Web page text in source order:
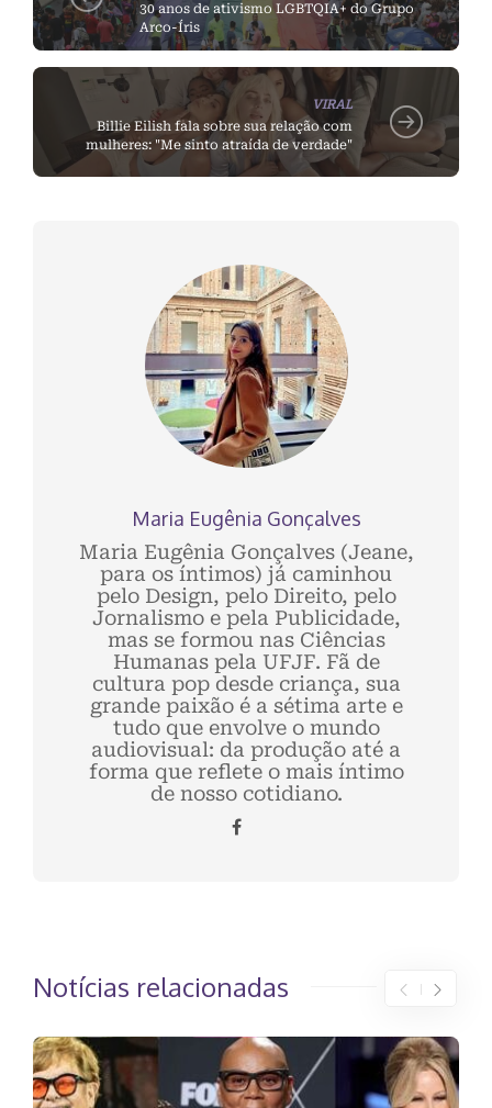
30 anos de ativismo LGBTQIA+ do Grupo
Arco-Íris
VIRAL
Billie Eilish fala sobre sua relação com
mulheres: "Me sinto atraída de verdade"
Maria Eugênia Gonçalves
Maria Eugênia Gonçalves (Jeane,
para os íntimos) já caminhou
pelo Design, pelo Direito, pelo
Jornalismo e pela Publicidade,
mas se formou nas Ciências
Humanas pela UFJF. Fã de
cultura pop desde criança, sua
grande paixão é a sétima arte e
tudo que envolve o mundo
audiovisual: da produção até a
forma que reflete o mais íntimo
de nosso cotidiano.
Notícias relacionadas